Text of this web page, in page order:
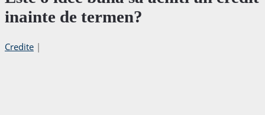
inainte de termen?
Credite |